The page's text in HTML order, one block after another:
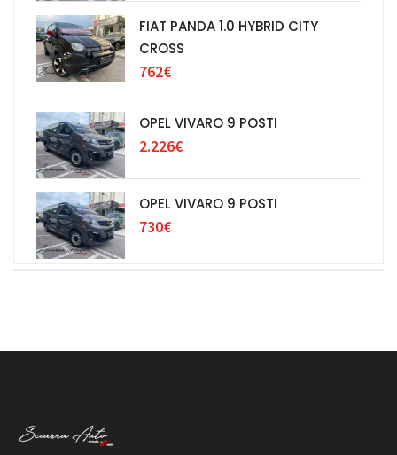
FIAT PANDA 1.0 HYBRID CITY
CROSS
762€
OPEL VIVARO 9 POSTI
2.226€
OPEL VIVARO 9 POSTI
730€